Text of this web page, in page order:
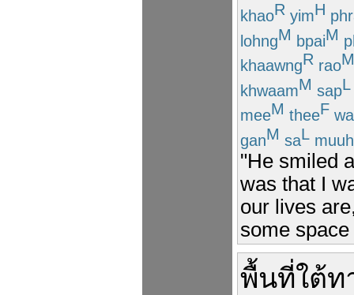
khaoR yimH
lohngM bpaiM
khaawngR raoM
khwaamM sapL
meeM theeF
ganM saL
"He smiled
was that I
our lives
some
พื้นที่ใต้ท